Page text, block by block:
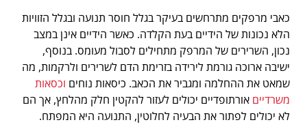
כאבי מרפקים מתרחשים בעיקר בגלל חוסר תנועה ובגלל הזוויות
הלא נכונות של הידיים בעת הקלדה. כאשר הידיים אינן במצב
נכון, השרירים של המרפק מתחילים לסבול מעומס. בנוסף,
ישיבה ארוכה גורמת לירידה בזרימת הדם לשרירים ולרקמות, מה
שמאט את ההחלמה ומגביר את הכאב. כיסאות נוחים וכסאות
משרדיים אורתופדיים יכולים לעזור להקטין חלק מהלחץ, אך הם
לא יכולים לפתור את הבעיה לחלוטין, התנועה היא המפתח.